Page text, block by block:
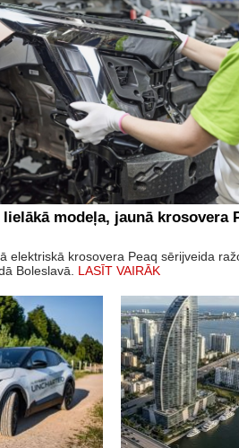
modeļa, jaunā krosovera
elektriskā krosovera Peaq sērijveida
Boleslavā. LASĪT VAIRĀK